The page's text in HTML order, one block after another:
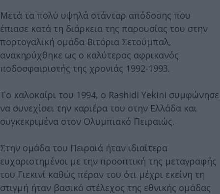
Μετά τα πολύ υψηλά στάνταρ απόδοσης που
έπιασε κατά τη διάρκεια της παρουσίας του στην
πορτογαλική ομάδα Βιτόρια Σετούμπαλ,
ανακηρύχθηκε ως ο καλύτερος αφρικανός
ποδοσφαιριστής της χρονιάς 1992-1993.
Το καλοκαίρι του 1994, ο Rashidi Yekini συμφώνησε
να συνεχίσει την καριέρα του στην Ελλάδα και
συγκεκριμένα στον Ολυμπιακό Πειραιώς.
Στην ομάδα του Πειραιά ήταν ιδιαίτερα
ευχαριστημένοι με την προοπτική της μεταγραφής
του Γιεκινί καθώς πέραν του ότι μέχρι εκείνη τη
στιγμή ήταν βασικό στέλεχος της εθνικής ομάδας